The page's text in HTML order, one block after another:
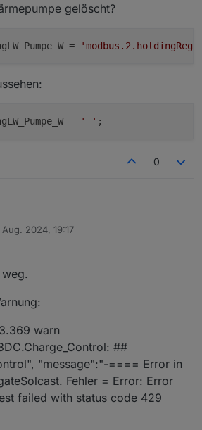
gelöscht?
=
= ' '
0
Wärmepumpe gelöscht?
Aug. 2024, 19:17
warn
##
"message":"-==== Error in
Fehler = Error: Error
failed with status code 429